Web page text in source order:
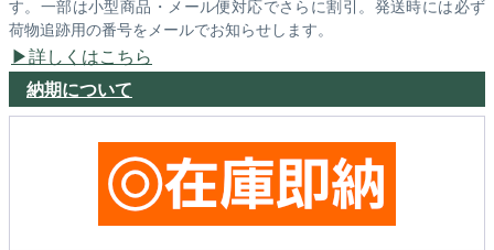
す。一部は小型商品・メール便対応でさらに割引。発送時には必ず
荷物追跡用の番号をメールでお知らせします。
詳しくはこちら
納期について